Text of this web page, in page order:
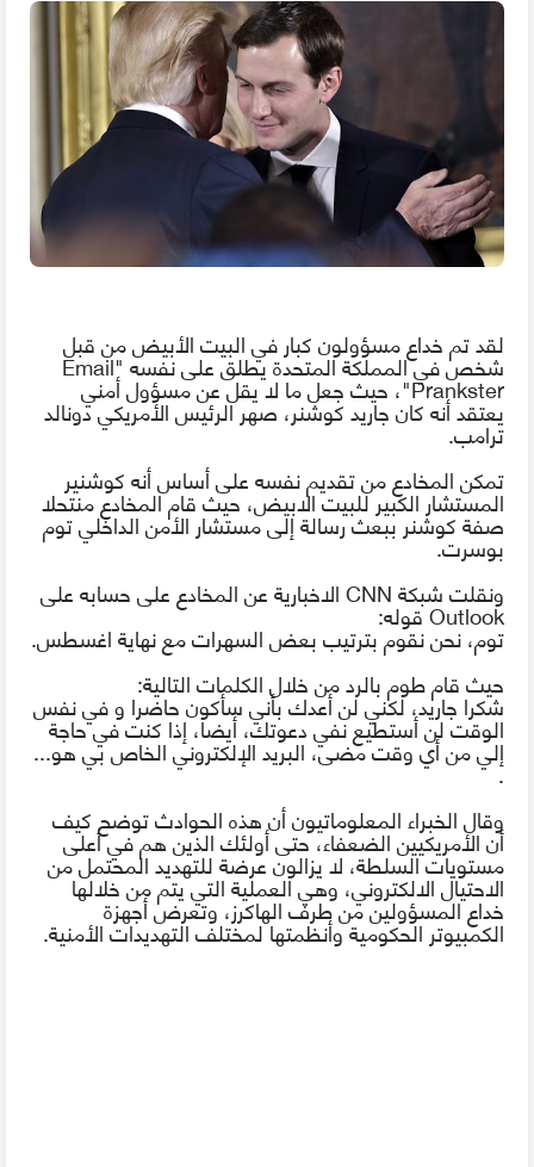
لقدتمخداع مسؤولون كبار في البيت الأبيض من قبلشخصفيالمملكةالمتحدةيطلقعلىنفسه"
Email Prankster"، حيث جعل ما لا يقل عن مسؤول أمني
يعتقد أنه كان جاريد كوشنر، صهرالرئيسالأمريكي دونالد
ترامب.
تمكن المخادع من تقديم نفسهعلىأساسأنهكوشنير المستشار الكبير للبيت الابيض،حيثقامالمخادعمنتحلا صفةكوشنر ببعث رسالة إلى مستشار الأمن الداخلي تومبوسرت.
ونقلت شبكةCNNالاخبارية عن المخادع علىحسابهعلى Outlookقوله:توم، نحننقومبترتيب بعض السهرات مع نهاية اغسطس.
حيثقامطومبالردمنخلالالكلماتالتالية: شكراجاريد،لكنيلنأعدكبأنيسأكونحاضراوفينفس الوقتلنأستطيعنفيدعوتك، أيضا، إذا كنت في حاجة
إلي من أي وقت مضى، البريد الإلكتروني الخاص بي هو....
وقال الخبراء المعلوماتيون أن هذه الحوادث توضح كيف
أن الأمريكيين الضعفاء، حتى أولئك الذين هم في أعلى
مستويات السلطة، لا يزالون عرضة للتهديد المحتمل من
الاحتيالالالكتروني، وهي العملية التي يتم من خلالها
خداع المسؤولين منطرفالهاكرز، وتعرض أجهزةالكمبيوتر الحكومية وأنظمتها لمختلفالتهديداتالأمنية.